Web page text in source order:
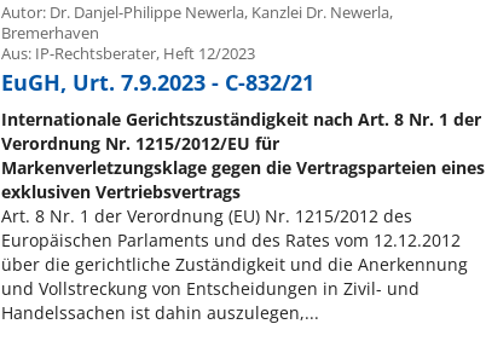
Autor: Dr. Danjel-Philippe Newerla, Kanzlei Dr. Newerla,
Bremerhaven
Aus: IP-Rechtsberater, Heft 12/2023
EuGH, Urt. 7.9.2023 - C-832/21
Internationale Gerichtszuständigkeit nach Art. 8 Nr. 1 der
Verordnung Nr. 1215/2012/EU für
Markenverletzungsklage gegen die Vertragsparteien eines
exklusiven Vertriebsvertrags
Art. 8 Nr. 1 der Verordnung (EU) Nr. 1215/2012 des
Europäischen Parlaments und des Rates vom 12.12.2012
über die gerichtliche Zuständigkeit und die Anerkennung
und Vollstreckung von Entscheidungen in Zivil- und
Handelssachen ist dahin auszulegen,...